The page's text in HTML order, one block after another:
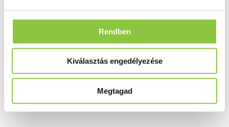
Rendben
Kiválasztás engedélyezése
Megtagad
Gabriel terhességi teszt 1 db
Bruttó fogyasztói ár:
1 133 Ft
Részletek